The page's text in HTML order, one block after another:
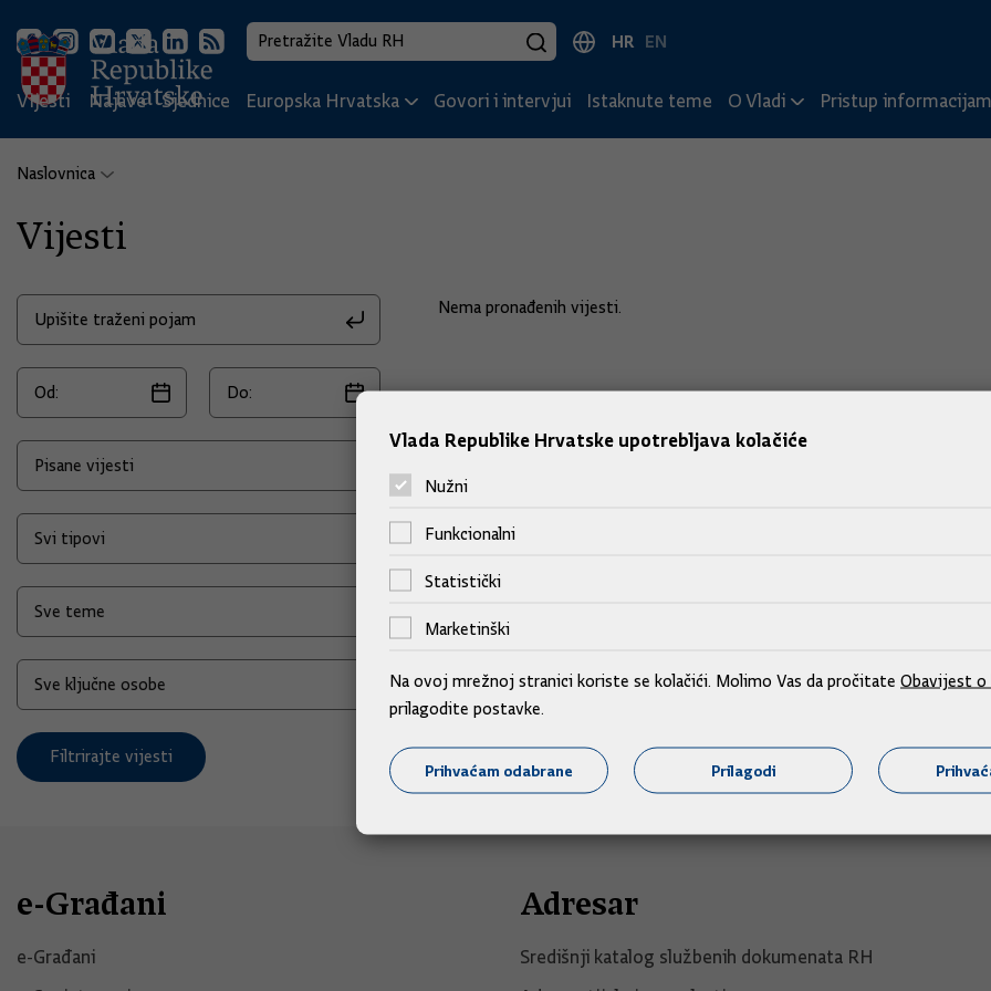
HR EN
Vijesti Najave Sjednice Europska Hrvatska Govori i intervjui Istaknute teme O Vladi Pristup
Naslovnica
Vijesti
Filtrirajte vijesti
Nema pronađenih vijesti.
e-Građani
e-Građani
Adresar
Središnji katalog službenih dokumenata RH
Vlada Republike Hrvatske upotrebljava kolačiće
Nužni
Funkcionalni
Statistički
Marketinški
Na ovoj mrežnoj stranici koriste se kolačići. Molimo Vas da pročitate Obavijest o
prilagodite postavke.
Prihvaćam odabrane Prilagodi